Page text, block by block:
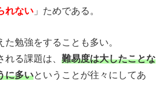
れない 」ためである。
た勉強をすることも多い。
る課題は、 難易度は大したことな
に多いということが往々にしてあ